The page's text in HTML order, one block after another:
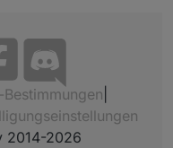
2014-2026